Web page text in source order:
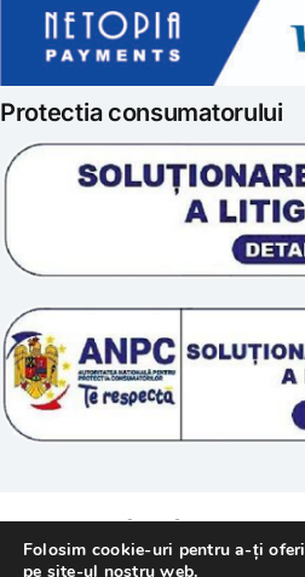
Iubim fructele
Scoala „Sanatate 5D”
Tratamente naturale
Politica de retur
Prelucrarea datelor
Termeni si conditii
Politica cookie
Protectia consumatorului
© 2011 – [year] Fundatia
rezervate.
Folosim cookie-uri pentru a-ți
pe site-ul nostru web.